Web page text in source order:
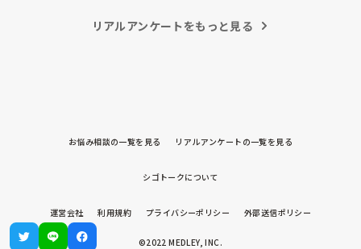
リアルアンケートをもっと見る
お悩み相談の一覧を見る リアルアンケートの一覧を見る
シゴトークについて
運営会社 利用規約 プライバシーポリシー 外部送信ポリシー
©2022 MEDLEY, INC.